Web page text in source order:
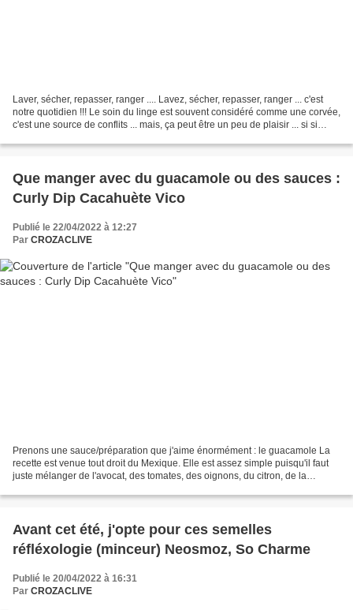
Laver, sécher, repasser, ranger .... Lavez, sécher, repasser, ranger ... c'est
notre quotidien !!! Le soin du linge est souvent considéré comme une corvée,
c'est une source de conflits ... mais, ça peut être un peu de plaisir ... si si
Que manger avec du guacamole ou des sauces :
Curly Dip Cacahuète Vico
Publié le 22/04/2022 à 12:27
Par CROZACLIVE
Prenons une sauce/préparation que j'aime énormément : le guacamole La
recette est venue tout droit du Mexique. Elle est assez simple puisqu'il faut
juste mélanger de l'avocat, des tomates, des oignons, du citron, de la
Avant cet été, j'opte pour ces semelles
réfléxologie (minceur) Neosmoz, So Charme
Publié le 20/04/2022 à 16:31
Par CROZACLIVE